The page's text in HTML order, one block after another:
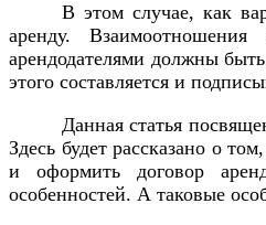
В этом случае, как
аренду.
арендодателями должны
этого составляется и
Данная статья
Здесь будет рассказано о
и оформить договор
особенностей. А таковые